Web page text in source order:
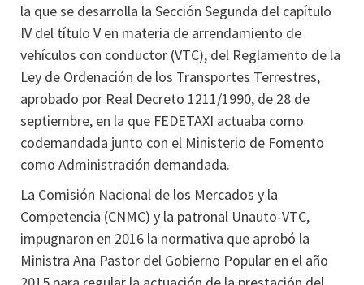
la que se desarrolla la Sección Segunda del capítulo
IV del título V en materia de arrendamiento de
vehículos con conductor (VTC), del Reglamento de la
Ley de Ordenación de los Transportes Terrestres,
aprobado por Real Decreto 1211/1990, de 28 de
septiembre, en la que FEDETAXI actuaba como
codemandada junto con el Ministerio de Fomento
como Administración demandada.
La Comisión Nacional de los Mercados y la
Competencia (CNMC) y la patronal Unauto-VTC,
impugnaron en 2016 la normativa que aprobó la
Ministra Ana Pastor del Gobierno Popular en el año